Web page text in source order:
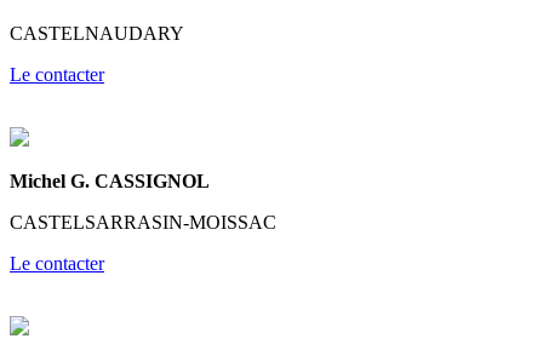
CASTELNAUDARY
Le contacter
Michel G. CASSIGNOL
CASTELSARRASIN-MOISSAC
Le contacter